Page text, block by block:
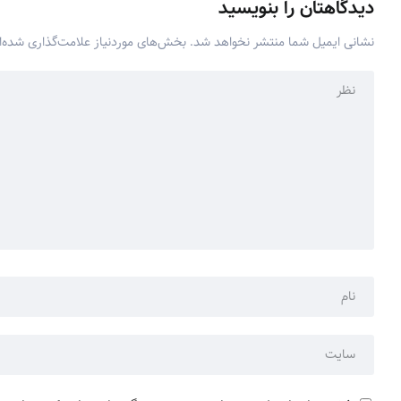
دیدگاهتان را بنویسید
نشانی ایمیل شما منتشر نخواهد شد. بخش‌های موردنیاز علامت‌گذاری